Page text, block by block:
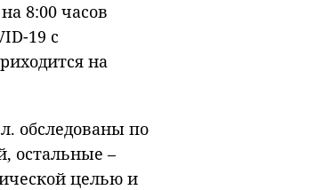
8:00 часов
19 с
на
обследованы по
остальные –
целью и